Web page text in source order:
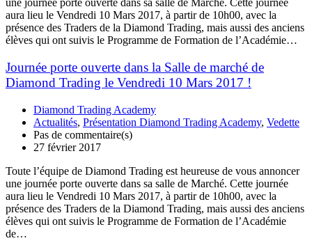
une journée porte ouverte dans sa salle de Marché. Cette journée
aura lieu le Vendredi 10 Mars 2017, à partir de 10h00, avec la
présence des Traders de la Diamond Trading, mais aussi des anciens
élèves qui ont suivis le Programme de Formation de l’Académie…
Journée porte ouverte dans la Salle de marché de
Diamond Trading le Vendredi 10 Mars 2017 !
Diamond Trading Academy
Actualités, Présentation Diamond Trading Academy, Vedette
Pas de commentaire(s)
27 février 2017
Toute l’équipe de Diamond Trading est heureuse de vous annoncer
une journée porte ouverte dans sa salle de Marché. Cette journée
aura lieu le Vendredi 10 Mars 2017, à partir de 10h00, avec la
présence des Traders de la Diamond Trading, mais aussi des anciens
élèves qui ont suivis le Programme de Formation de l’Académie
de…